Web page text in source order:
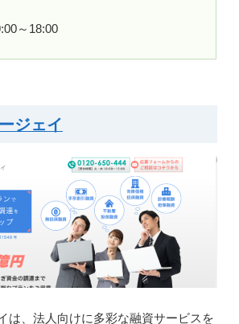
～18:00
ジェイ
は、法人向けに多彩な融資サービスを